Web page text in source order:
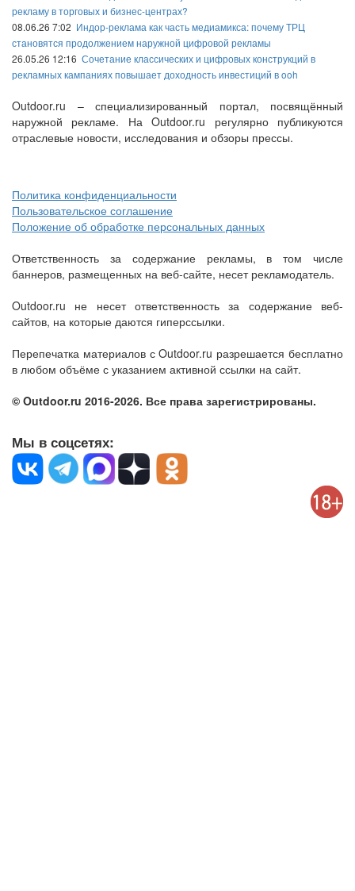
рекламу в торговых и бизнес-центрах?
08.06.26 7:02 Индор-реклама как часть медиамикса: почему ТРЦ
становятся продолжением наружной цифровой рекламы
26.05.26 12:16 Сочетание классических и цифровых конструкций в
рекламных кампаниях повышает доходность инвестиций в ooh
Outdoor.ru – специализированный портал, посвящённый
наружной рекламе. На Outdoor.ru регулярно публикуются
отраслевые новости, исследования и обзоры прессы.
Политика конфиденциальности
Пользовательское соглашение
Положение об обработке персональных данных
Ответственность за содержание рекламы, в том числе
баннеров, размещенных на веб-сайте, несет рекламодатель.
Outdoor.ru не несет ответственность за содержание веб-
сайтов, на которые даются гиперссылки.
Перепечатка материалов с Outdoor.ru разрешается бесплатно
в любом объёме с указанием активной ссылки на сайт.
© Outdoor.ru 2016-2026. Все права зарегистрированы.
Мы в соцсетях: